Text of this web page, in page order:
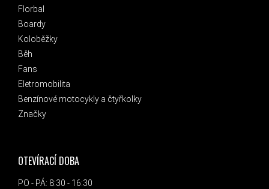
Florbal
Boardy
Koloběžky
Běh
Fans
Eletromobilita
Benzínové motocykly a čtyřkolky
Značky
OTEVÍRACÍ DOBA
PO - PÁ: 8:30 - 16:30